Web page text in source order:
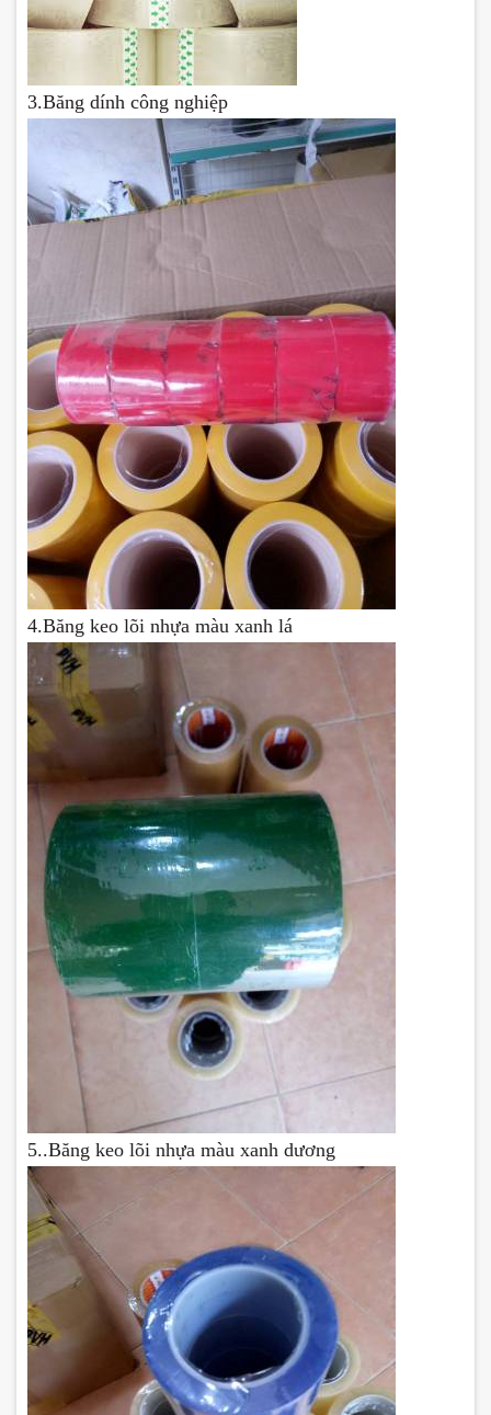
3.Băng dính công nghiệp
4.Băng keo lõi nhựa màu xanh lá
5..Băng keo lõi nhựa màu xanh dương